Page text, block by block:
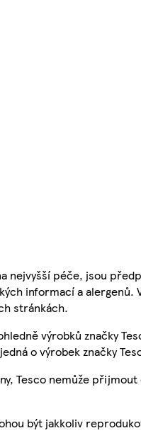
nejvyšší péče, jsou
informací a
stránkách.
výrobků značky
o výrobek značky
Tesco nemůže
být jakkoliv